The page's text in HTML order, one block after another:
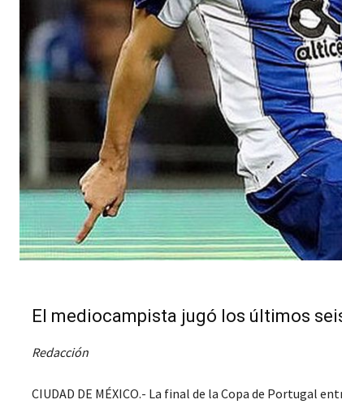
El mediocampista jugó los últimos
Redacción
CIUDAD DE MÉXICO.- La final de la Copa de Portugal